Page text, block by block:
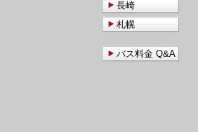
長崎
札幌
バス料金 Q&A